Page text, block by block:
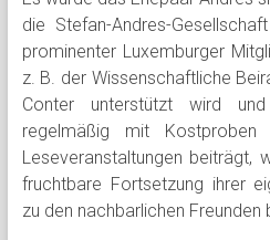
die Stefan-Andres-
prominenter Luxemburger
z. B. der Wissenschaftliche
Conter unterstützt wird
regelmäßig mit
Leseveranstaltungen beiträgt,
fruchtbare Fortsetzung ihrer
zu den nachbarlichen Freunden